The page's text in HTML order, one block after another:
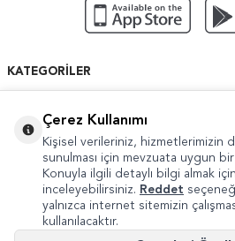
KATEGORILER
HIZLI ERIŞIM
Çerez Kullanımı
Kişisel verileriniz, hizmetlerimizin
sunulması için mevzuata uygun
Konuyla ilgili detaylı bilgi almak
inceleyebilirsiniz. Reddet
yalnızca internet sitemizin
kullanılacaktır.